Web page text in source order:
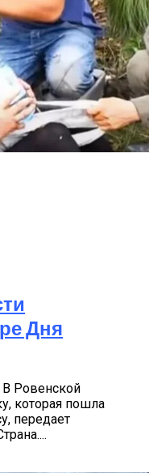
Кейт Хадсон
Для Дочери Рани
Дня
В Ровенской
которая пошла
передает